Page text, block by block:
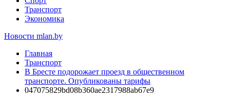
Транспорт
Экономика
Новости mlan.by
Главная
Транспорт
В Бресте подорожает проезд в общественном
транспорте. Опубликованы тарифы
047075829bd08b360ae2317988ab67e9